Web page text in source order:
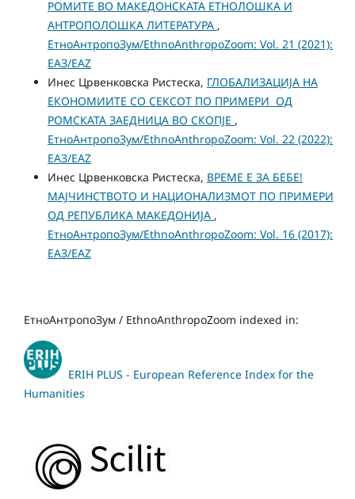
РОМИТЕ ВО МАКЕДОНСКАТА ЕТНОЛОШКА И
АНТРОПОЛОШКА ЛИТЕРАТУРА ,
ЕтноАнтропоЗум/EthnoAnthropoZoom: Vol. 21 (2021):
ЕАЗ/EAZ
Инес Црвенковска Ристеска, ГЛОБАЛИЗАЦИЈА НА
ЕКОНОМИИТЕ СО СЕКСОТ ПО ПРИМЕРИ ОД
РОМСКАТА ЗАЕДНИЦА ВО СКОПЈЕ ,
ЕтноАнтропоЗум/EthnoAnthropoZoom: Vol. 22 (2022):
ЕАЗ/EAZ
Инес Црвенковска Ристеска, ВРЕМЕ Е ЗА БЕБЕ!
МАЈЧИНСТВОТО И НАЦИОНАЛИЗМОТ ПО ПРИМЕРИ
ОД РЕПУБЛИКА МАКЕДОНИЈА ,
ЕтноАнтропоЗум/EthnoAnthropoZoom: Vol. 16 (2017):
ЕАЗ/EAZ
ЕтноАнтропоЗум / EthnoAnthropoZoom indexed in:
ERIH PLUS - European Reference Index for the
Humanities